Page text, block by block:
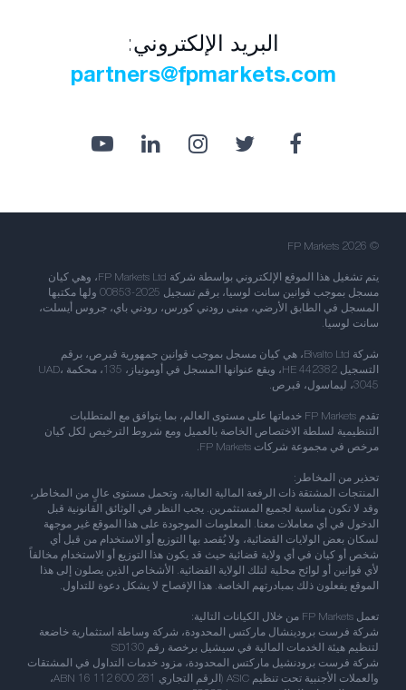
البريد الإلكتروني:
partners@fpmarkets.com
© FP Markets 2026
يتم تشغيل هذا الموقع الإلكتروني بواسطة شركة FP Markets Ltd، وهي كيان
مسجل بموجب قوانين سانت لوسيا، برقم تسجيل 2025-00853 ولها مكتبها
المسجل في الطابق الأرضي، مبنى رودني كورس، رودني باي، جروس أيسلت،
سانت لوسيا.
شركة Bivalto Ltd، هي كيان مسجل بموجب قوانين جمهورية قبرص، برقم
التسجيل HE 442382، ويقع عنوانها المسجل في أومونياز، 135، محكمة UAD،
3045، ليماسول، قبرص.
تقدم FP Markets خدماتها على مستوى العالم، بما يتوافق مع المتطلبات
التنظيمية لسلطة الاختصاص الخاصة بالعميل ومع شروط الترخيص لكل كيان
مرخص في مجموعة شركات FP Markets.
تحذير من المخاطر:
المنتجات المشتقة ذات الرفعة المالية العالية، وتحمل مستوى عالٍ من المخاطر،
وقد لا تكون مناسبة لجميع المستثمرين. يجب النظر في الوثائق القانونية قبل
الدخول في أي معاملات معنا. المعلومات الموجودة على هذا الموقع غير موجهة
لسكان بعض الولايات القضائية، ولا يُقصد بها التوزيع أو الاستخدام من قبل أي
شخص أو كيان في أي ولاية قضائية حيث قد يكون هذا التوزيع أو الاستخدام مخالفاً
لأي قوانين أو لوائح محلية لتلك الولاية القضائية. الأشخاص الذين يصلون إلى هذا
الموقع يفعلون ذلك بمبادرتهم الخاصة. هذا الإفصاح لا يشكل دعوة للتداول.
تعمل FP Markets من خلال الكيانات التالية:
شركة فرست برودينشال ماركتس المحدودة، شركة وساطة استثمارية خاضعة
لتنظيم هيئة الخدمات المالية في سيشيل برخصة رقم SD130
شركة فرست برودنشيل ماركتس المحدودة، مزود خدمات التداول في المشتقات
والعملات الأجنبية تحت تنظيم ASIC (الرقم التجاري ABN 16 112 600 281،